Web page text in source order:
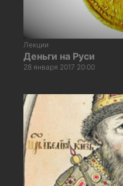
Лекции
Деньги на Руси
28 января 2017 20:00